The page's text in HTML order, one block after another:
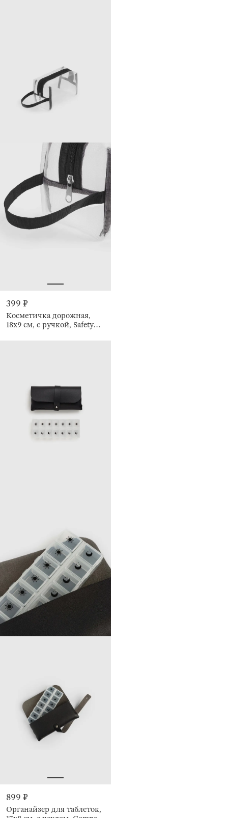
399 ₽
Косметичка дорожная,
18х9 см, с ручкой, Safety
899 ₽
Органайзер для таблеток,